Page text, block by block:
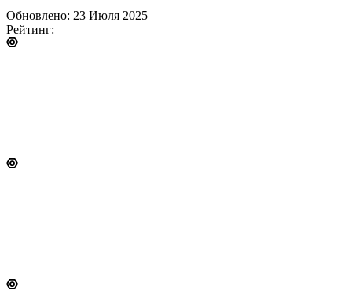
Обновлено: 23 Июля 2025
Рейтинг: